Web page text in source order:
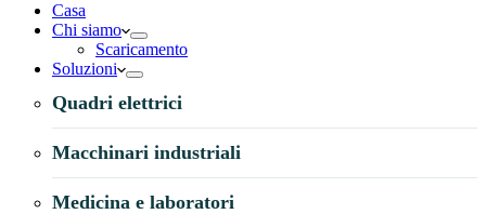
Casa
Chi siamo
Scaricamento
Soluzioni
Quadri elettrici
Macchinari industriali
Medicina e laboratori